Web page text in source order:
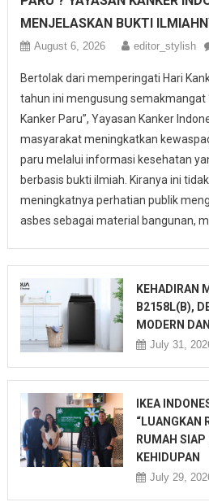
MENJELASKAN BUKTI
August 6, 2026 editor_stylish
Bertolak dari memperingati Hari
tahun ini mengusung semakmangat
Kanker Paru”, Yayasan Kanker
masyarakat meningkatkan
paru melalui informasi kesehatan
berbasis bukti ilmiah. Kiranya ini
meningkatnya perhatian publik
asbes sebagai material bangunan,
KEHADIRAN
B2158L(B),
MODERN
July 31,
IKEA
“LUANGKAN
RUMAH
KEHIDUPAN
July 29,